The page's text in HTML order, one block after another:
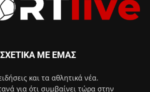
ΣΧΕΤΙΚΑ ΜΕ ΕΜΑΣ
και τα αθλητικά νέα.
για ότι συμβαίνει τώρα στην